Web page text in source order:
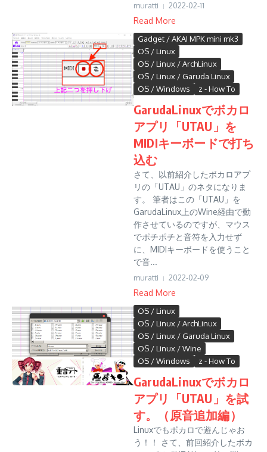
muratti 2022-02-11
Read More
Gadget / AKAI MPK mini mk3
OS / Linux
OS / Linux / ArchLinux
OS / Linux / Garuda Linux
OS / Windows
z - How To
GarudaLinuxでボカロ
アプリ「UTAU」を
MIDIキーボードで打ち
込む
さて、以前紹介したボカロアプ
リの「UTAU」のネタになりま
す。 筆者はこの「UTAU」を
GarudaLinux上のWine経由で動
作させているのですが、マウス
でポチポチと音符を入力せず
に、MIDIキーボードを使うこと
で音...
muratti 2022-02-09
Read More
OS / Linux
OS / Linux / ArchLinux
OS / Linux / Garuda Linux
OS / Linux / Wine
OS / Windows
z - How To
GarudaLinuxでボカロ
アプリ「UTAU」を試
す。（原音追加編）
Linuxでもボカロで遊んじゃお
う！！ さて、前回紹介したボカ